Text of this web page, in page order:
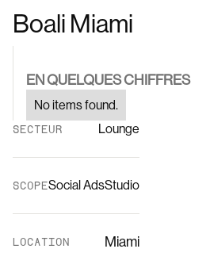
Boali Miami
EN QUELQUES CHIFFRES
No items found.
SECTEUR Lounge
SCOPESocial AdsStudio
LOCATION Miami